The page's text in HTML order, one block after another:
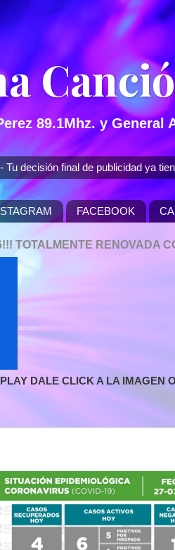
89.1Mhz. y General
decisión final de publicidad ya
FACEBOOK
TOTALMENTE RENOVADA
DALE CLICK A LA IMAGEN